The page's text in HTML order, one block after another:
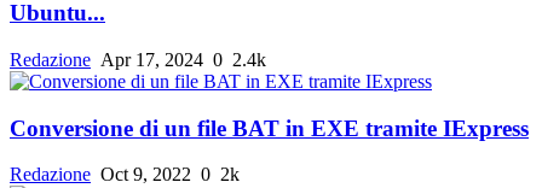
Ubuntu...
Redazione Apr 17, 2024 0 2.4k
Conversione di un file BAT in EXE tramite IExpress
Redazione Oct 9, 2022 0 2k